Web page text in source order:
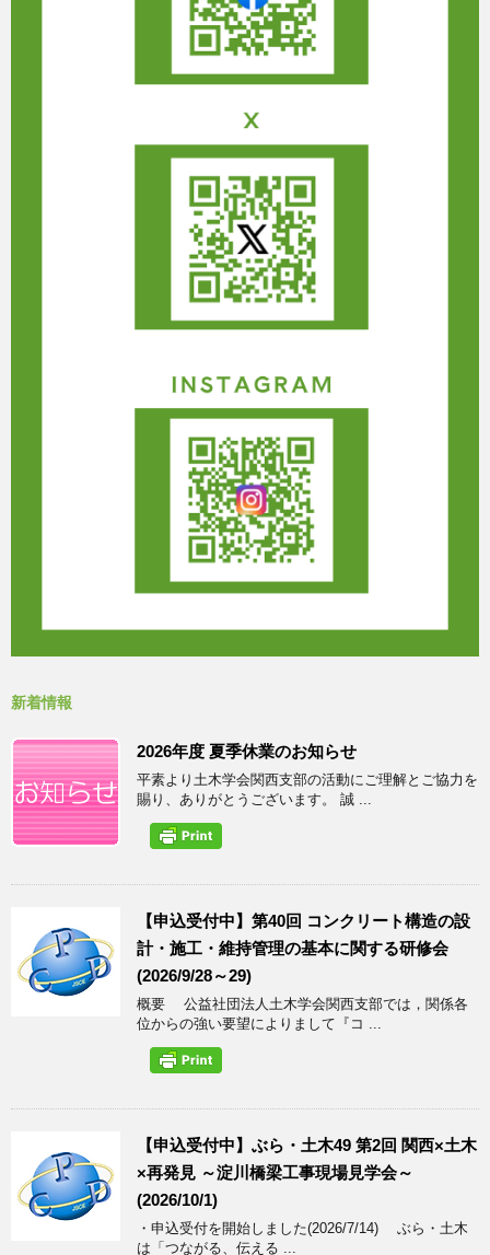
新着情報
2026年度 夏季休業のお知らせ
平素より土木学会関西支部の活動にご理解とご協力を
賜り、ありがとうございます。 誠 ...
【申込受付中】第40回 コンクリート構造の設
計・施工・維持管理の基本に関する研修会
(2026/9/28～29)
概要 公益社団法人土木学会関西支部では，関係各
位からの強い要望によりまして『コ ...
【申込受付中】ぶら・土木49 第2回 関西×土木
×再発見 ～淀川橋梁工事現場見学会～
(2026/10/1)
・申込受付を開始しました(2026/7/14) ぶら・土木
は「つながる、伝える ...